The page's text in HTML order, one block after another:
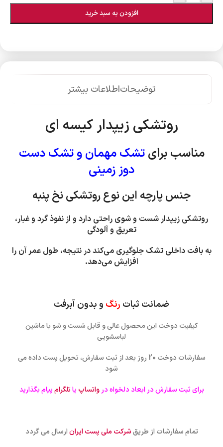
افزودن به سبد خرید
توضیحاتاطلاعات بیشتر
روتشکی زیپدار کیسه ای
مناسب برایتشک مهمان و تشک دست
دوز زمینی
جنس پارچه این نوع روتشکی نخ پنبه
روتشکی زیپدار شست و شوی راحتی دارد و از نفوذ گرد و غبار،
تعریق و آلودگی
به بافت داخلی تشک جلوگیری می‌کنددر نتیجه، طول عمر آن را
افزایش می‌دهد.
ضمانت ثبات رنگ و بدون آبرفت
کیفیت دوخت این محصول عالی و قابل شست و شو با ماشین
لباسشویی
سفارشات دوخت 20 روز بعد از ثبت سفارش، تحویل پست داده می
شود
برای ثبت سفارش در ابعاد دلخواه درواتساپ یاتلگرامپیام بگذارید
تمام سفارشات از طریقشرکت ملی پست ایرانارسال می گردد